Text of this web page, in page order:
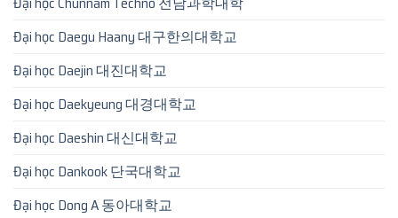
Đại học Daegu Haany 대구한의대학교
Đại học Daejin 대진대학교
Đại học Daekyeung 대경대학교
Đại học Daeshin 대신대학교
Đại học Dankook 단국대학교
Đại học Dong A 동아대학교